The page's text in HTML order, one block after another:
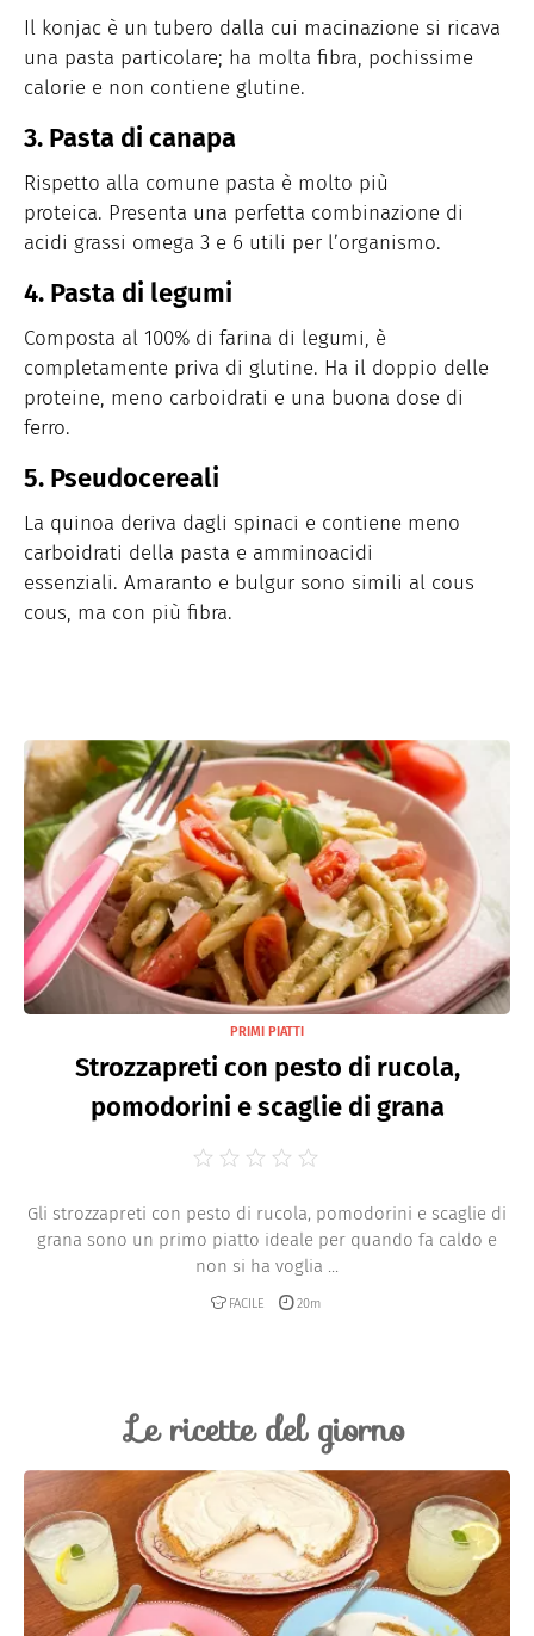
Il konjac è un tubero dalla cui macinazione si ricava
una pasta particolare; ha molta fibra, pochissime
calorie e non contiene glutine.
3. Pasta di canapa
Rispetto alla comune pasta è molto più
proteica. Presenta una perfetta combinazione di
acidi grassi omega 3 e 6 utili per l’organismo.
4. Pasta di legumi
Composta al 100% di farina di legumi, è
completamente priva di glutine. Ha il doppio delle
proteine, meno carboidrati e una buona dose di
ferro.
5. Pseudocereali
La quinoa deriva dagli spinaci e contiene meno
carboidrati della pasta e amminoacidi
essenziali. Amaranto e bulgur sono simili al cous
cous, ma con più fibra.
PRIMI PIATTI
Strozzapreti con pesto di rucola,
pomodorini e scaglie di grana
Gli strozzapreti con pesto di rucola, pomodorini e scaglie di
grana sono un primo piatto ideale per quando fa caldo e
non si ha voglia ...
FACILE 20m
Le ricette del giorno